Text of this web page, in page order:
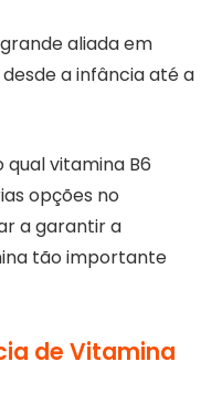
aliada em
a infância até a
vitamina B6
opções no
a garantir a
tão importante
de Vitamina